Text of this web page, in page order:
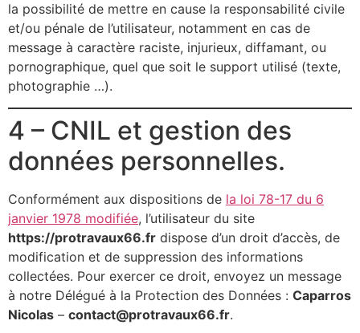
la possibilité de mettre en cause la responsabilité civile
et/ou pénale de l’utilisateur, notamment en cas de
message à caractère raciste, injurieux, diffamant, ou
pornographique, quel que soit le support utilisé (texte,
photographie …).
4 – CNIL et gestion des
données personnelles.
Conformément aux dispositions de la loi 78-17 du 6
janvier 1978 modifiée, l’utilisateur du site
https://protravaux66.fr dispose d’un droit d’accès, de
modification et de suppression des informations
collectées. Pour exercer ce droit, envoyez un message
à notre Délégué à la Protection des Données : Caparros
Nicolas – contact@protravaux66.fr.